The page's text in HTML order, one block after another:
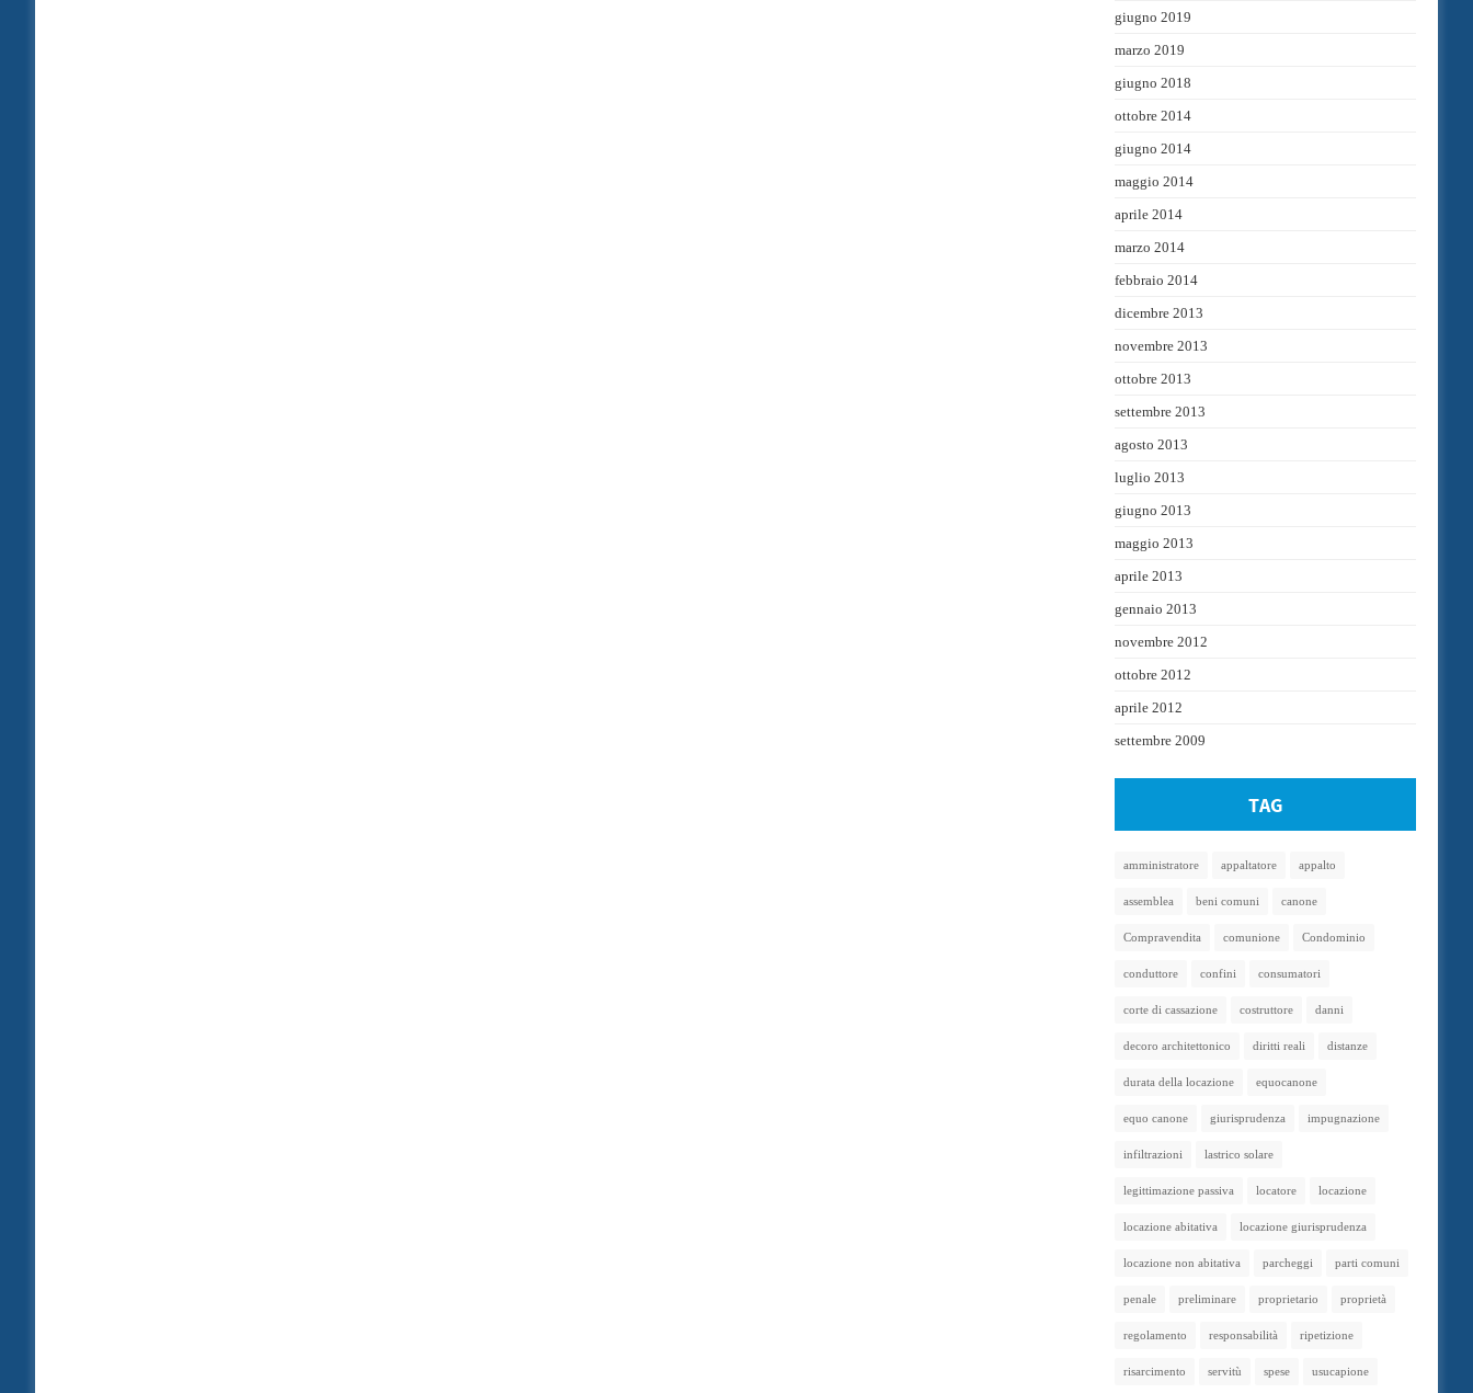
giugno 2019
marzo 2019
giugno 2018
ottobre 2014
giugno 2014
maggio 2014
aprile 2014
marzo 2014
febbraio 2014
dicembre 2013
novembre 2013
ottobre 2013
settembre 2013
agosto 2013
luglio 2013
giugno 2013
maggio 2013
aprile 2013
gennaio 2013
novembre 2012
ottobre 2012
aprile 2012
settembre 2009
TAG
amministratore appaltatore appalto
assemblea beni comuni canone
Compravendita comunione Condominio
conduttore confini consumatori
corte di cassazione costruttore danni
decoro architettonico diritti reali distanze
durata della locazione equocanone
equo canone giurisprudenza impugnazione
infiltrazioni lastrico solare
legittimazione passiva locatore locazione
locazione abitativa locazione giurisprudenza
locazione non abitativa parcheggi parti comuni
penale preliminare proprietario proprietà
regolamento responsabilità ripetizione
risarcimento servitù spese usucapione